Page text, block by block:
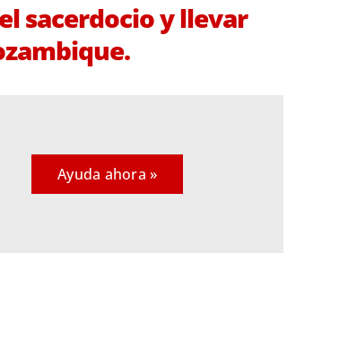
sacerdocio y llevar
Ayuda ahora »